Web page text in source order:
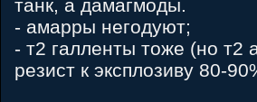
танк, а дамагмоды.
- амарры негодуют;
- т2 галленты тоже (но т2
резист к эксплозиву 80-